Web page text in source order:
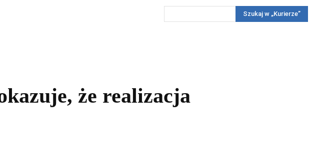
Reportaż KonkursyWięcej
Szukaj w „Kurierze”
że realizacja